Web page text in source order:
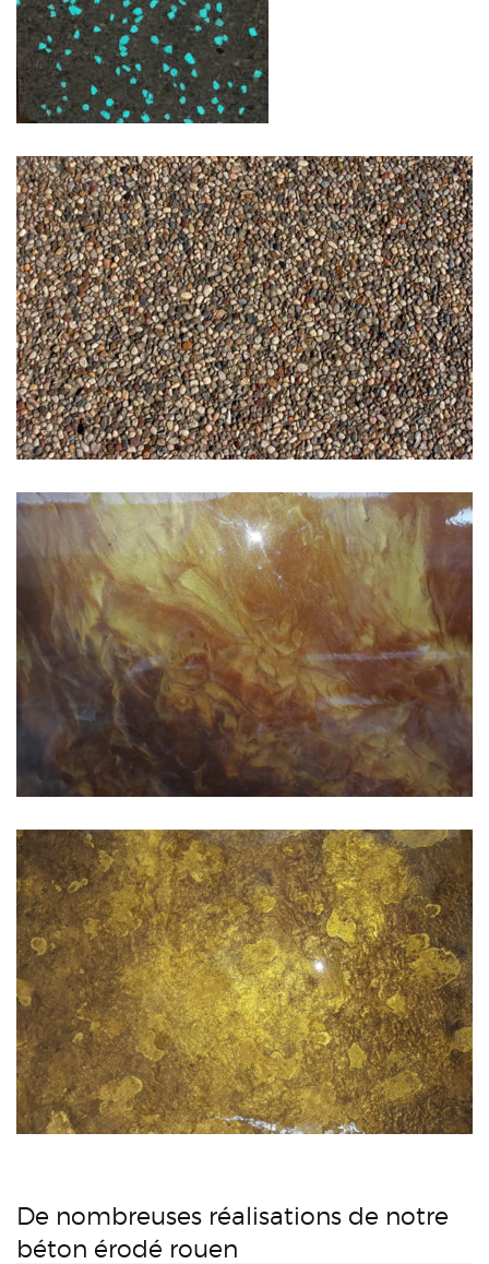
De nombreuses réalisations de notre
béton érodé rouen